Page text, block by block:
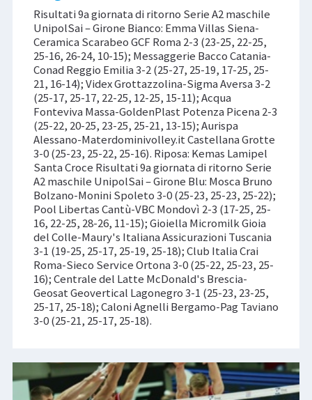
Risultati 9a giornata di ritorno Serie A2 maschile
UnipolSai – Girone Bianco: Emma Villas Siena-
Ceramica Scarabeo GCF Roma 2-3 (23-25, 22-25,
25-16, 26-24, 10-15); Messaggerie Bacco Catania-
Conad Reggio Emilia 3-2 (25-27, 25-19, 17-25, 25-
21, 16-14); Videx Grottazzolina-Sigma Aversa 3-2
(25-17, 25-17, 22-25, 12-25, 15-11); Acqua
Fonteviva Massa-GoldenPlast Potenza Picena 2-3
(25-22, 20-25, 23-25, 25-21, 13-15); Aurispa
Alessano-Materdominivolley.it Castellana Grotte
3-0 (25-23, 25-22, 25-16). Riposa: Kemas Lamipel
Santa Croce Risultati 9a giornata di ritorno Serie
A2 maschile UnipolSai – Girone Blu: Mosca Bruno
Bolzano-Monini Spoleto 3-0 (25-23, 25-23, 25-22);
Pool Libertas Cantù-VBC Mondovì 2-3 (17-25, 25-
16, 22-25, 28-26, 11-15); Gioiella Micromilk Gioia
del Colle-Maury's Italiana Assicurazioni Tuscania
3-1 (19-25, 25-17, 25-19, 25-18); Club Italia Crai
Roma-Sieco Service Ortona 3-0 (25-22, 25-23, 25-
16); Centrale del Latte McDonald's Brescia-
Geosat Geovertical Lagonegro 3-1 (25-23, 23-25,
25-17, 25-18); Caloni Agnelli Bergamo-Pag Taviano
3-0 (25-21, 25-17, 25-18).